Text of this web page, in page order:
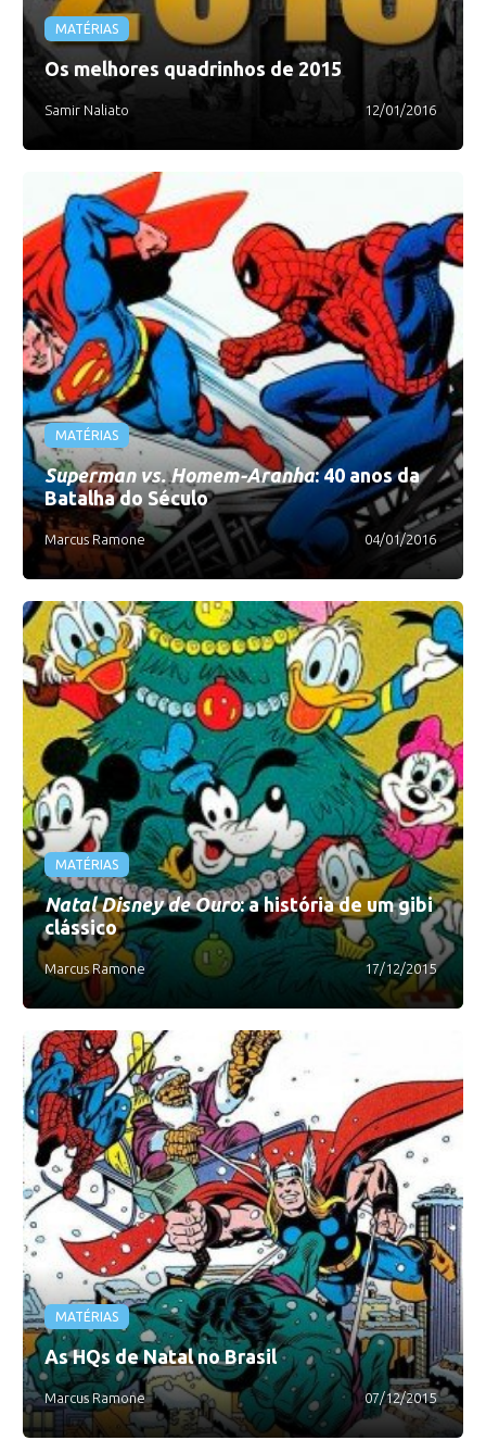
MATÉRIAS
Os melhores quadrinhos de 2015
Samir Naliato 12/01/2016
MATÉRIAS
Superman vs. Homem-Aranha: 40 anos da
Batalha do Século
Marcus Ramone 04/01/2016
MATÉRIAS
Natal Disney de Ouro: a história de um gibi
clássico
Marcus Ramone 17/12/2015
MATÉRIAS
As HQs de Natal no Brasil
Marcus Ramone 07/12/2015